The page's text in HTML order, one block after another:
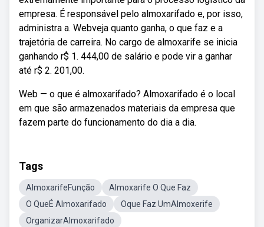
empresa. É responsável pelo almoxarifado e, por isso,
administra a. Webveja quanto ganha, o que faz e a
trajetória de carreira. No cargo de almoxarife se inicia
ganhando r$ 1. 444,00 de salário e pode vir a ganhar
até r$ 2. 201,00.
Web — o que é almoxarifado? Almoxarifado é o local
em que são armazenados materiais da empresa que
fazem parte do funcionamento do dia a dia.
Tags
AlmoxarifeFunção
Almoxarife O Que Faz
O QueÉ Almoxarifado
Oque Faz UmAlmoxerife
OrganizarAlmoxarifado